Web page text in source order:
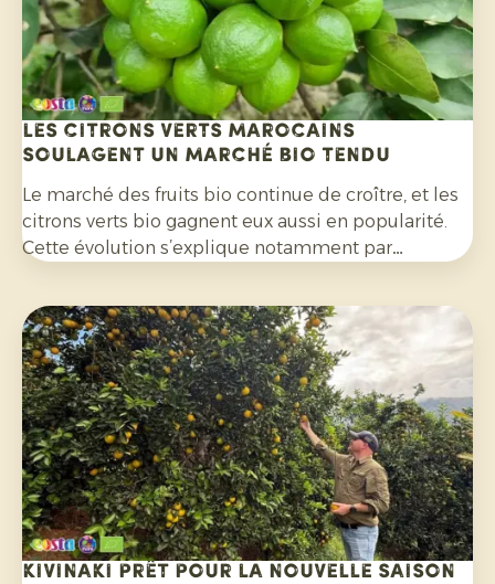
Les citrons verts marocains
soulagent un marché bio tendu
Le marché des fruits bio continue de croître, et les
citrons verts bio gagnent eux aussi en popularité.
Cette évolution s’explique notamment par
les limonades maison, mais aussi à leur utilisation
de plus en plus répandue dans les salades, les
currys et de nombreux autres plats. Par ailleurs, les
consommateurs sont de plus en plus attentifs aux
agrumes cultivés sans pesticides de synthèse et
non traités avec des fongicides après récolte.
Kivinaki prêt pour la nouvelle saison